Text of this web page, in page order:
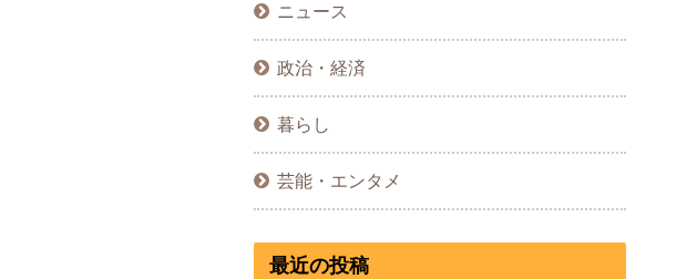
ニュース
政治・経済
暮らし
芸能・エンタメ
最近の投稿